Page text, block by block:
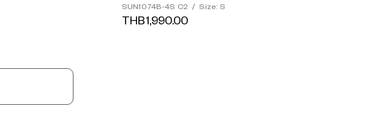
SUN1074B-4S C2 / Size: S
THB1,990.00